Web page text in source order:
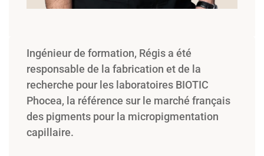
Ingénieur de formation, Régis a été
responsable de la fabrication et de la
recherche pour les laboratoires BIOTIC
Phocea, la référence sur le marché français
des pigments pour la micropigmentation
capillaire.